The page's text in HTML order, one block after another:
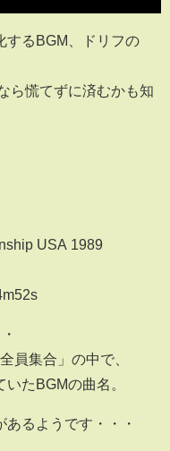
するBGM、ドリフの
ら慌てずに済むかも知
USA 1989
員集合」の中で、
たBGMの曲名。
るようです・・・